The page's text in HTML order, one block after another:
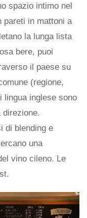
spazio intimo nel
pareti in mattoni a
la lunga lista
bere, puoi
il paese su
(regione,
lingua inglese sono
direzione.
di blending e
una
vino cileno. Le